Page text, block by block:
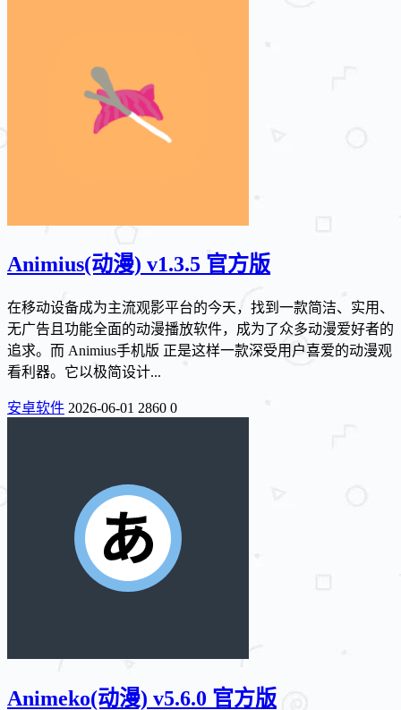
Animius(动漫) v1.3.5 官方版
在移动设备成为主流观影平台的今天，找到一款简洁、实用、
无广告且功能全面的动漫播放软件，成为了众多动漫爱好者的
追求。而 Animius手机版 正是这样一款深受用户喜爱的动漫观
看利器。它以极简设计...
安卓软件 2026-06-01 2860 0
Animeko(动漫) v5.6.0 官方版